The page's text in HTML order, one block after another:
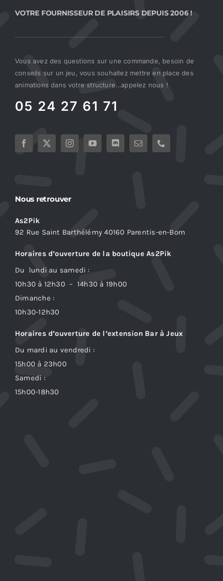
VOTRE FOURNISSEUR DE PLAISIRS DEPUIS 2006 !
Vous avez des questions sur une commande, besoin de
conseils sur un jeu, vous souhaitez mettre en place des
animations dans votre structure…appelez nous !
05 24 27 61 71
Nous retrouver
As2Pik
92 Rue Saint Barthélémy 40160 Parentis-en-Born
Horaires d’ouverture de la boutique As2Pik
Du lundi au samedi :
10h30 à 12h30 – 14h30 à 19h00
Dimanche :
10h30-12h30
Horaires d’ouverture de l’extension Bar à Jeux
Du mardi au vendredi :
15h00 à 23h00
Samedi :
15h00-18h30